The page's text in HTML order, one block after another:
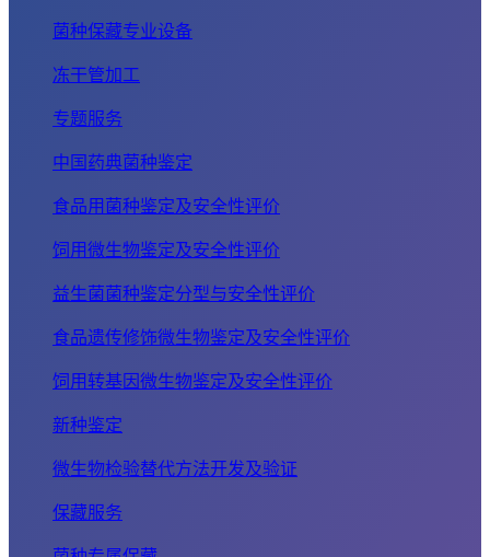
菌种保藏专业设备
冻干管加工
专题服务
中国药典菌种鉴定
食品用菌种鉴定及安全性评价
饲用微生物鉴定及安全性评价
益生菌菌种鉴定分型与安全性评价
食品遗传修饰微生物鉴定及安全性评价
饲用转基因微生物鉴定及安全性评价
新种鉴定
微生物检验替代方法开发及验证
保藏服务